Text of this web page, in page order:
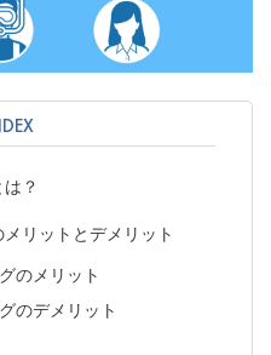
？
リットとデメリット
のメリット
のデメリット